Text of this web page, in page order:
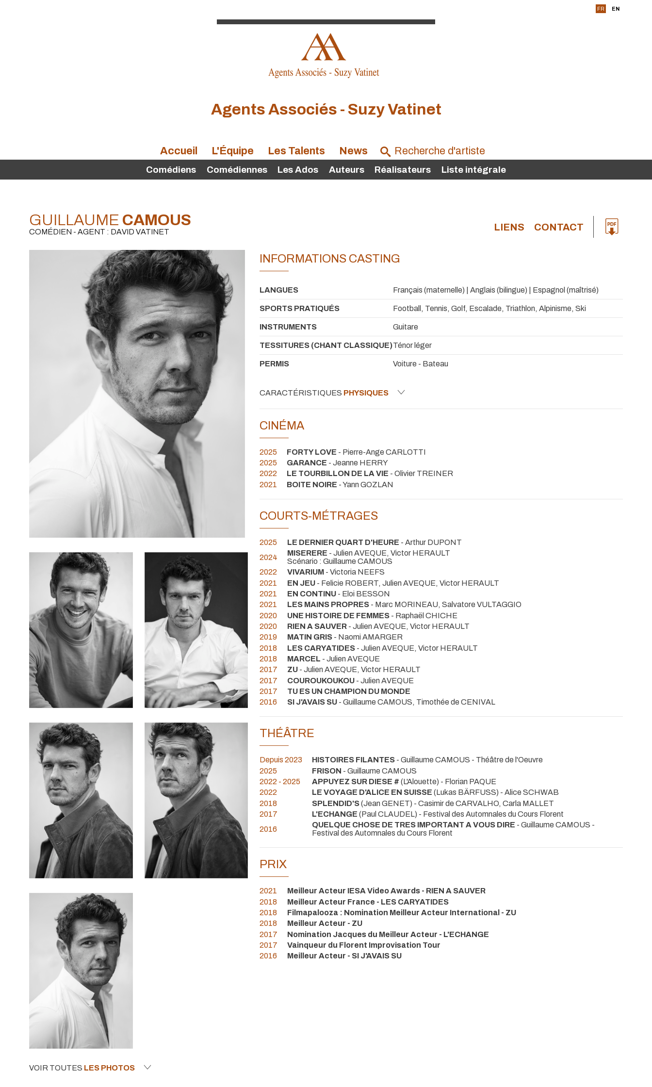
FR EN
Agents Associés - Suzy Vatinet
Accueil L'Équipe Les Talents
Comédiens Comédiennes Les Ados Auteurs Réalisateurs Liste intégrale
News
GUILLAUME CAMOUS
COMÉDIEN - AGENT : DAVID VATINET LIENS CONTACT
VOIR TOUTES LES PHOTOS
INFORMATIONS CASTING
LANGUES Français (maternelle) | Anglais (bilingue) | Espagnol (maîtrisé)
SPORTS PRATIQUÉS Football, Tennis, Golf, Escalade, Triathlon, Alpinisme, Ski
INSTRUMENTS Guitare
TESSITURES (CHANT CLASSIQUE)Ténor léger
PERMIS Voiture - Bateau
CARACTÉRISTIQUES PHYSIQUES
CINÉMA
2025 FORTY LOVE - Pierre-Ange CARLOTTI
2025
GARANCE - Jeanne HERRY
2022
LE TOURBILLON DE LA VIE - Olivier TREINER
2021
BOITE NOIRE - Yann GOZLAN
COURTS-MÉTRAGES
2025 LE DERNIER QUART D'HEURE - Arthur DUPONT
2024
MISERERE - Julien AVEQUE, Victor HERAULT
Scénario : Guillaume CAMOUS
2022
VIVARIUM - Victoria NEEFS
2021
EN JEU - Felicie ROBERT, Julien AVEQUE, Victor HERAULT
2021
EN CONTINU - Eloi BESSON
2021
LES MAINS PROPRES - Marc MORINEAU, Salvatore VULTAGGIO
2020
UNE HISTOIRE DE FEMMES - Raphaël CHICHE
2020
RIEN A SAUVER - Julien AVEQUE, Victor HERAULT
2019
MATIN GRIS - Naomi AMARGER
2018
LES CARYATIDES - Julien AVEQUE, Victor HERAULT
2018
MARCEL - Julien AVEQUE
2017
ZU - Julien AVEQUE, Victor HERAULT
2017
COUROUKOUKOU - Julien AVEQUE
2017
TU ES UN CHAMPION DU MONDE
2016
SI J'AVAIS SU - Guillaume CAMOUS, Timothée de CENIVAL
THÉÂTRE
Depuis 2023 HISTOIRES FILANTES - Guillaume CAMOUS - Théâtre de l'Oeuvre
2025
FRISON - Guillaume CAMOUS
2022 - 2025
APPUYEZ SUR DIESE # (L'Alouette) - Florian PAQUE
2022
LE VOYAGE D'ALICE EN SUISSE (Lukas BÄRFUSS) - Alice SCHWAB
2018
SPLENDID'S(Jean GENET) - Casimir de CARVALHO, Carla MALLET
2017
L'ECHANGE (Paul CLAUDEL) - Festival des Automnales du Cours Florent
2016
QUELQUE CHOSE DE TRES IMPORTANT A VOUS DIRE - Guillaume CAMOUS -
Festival des Automnales du Cours Florent
PRIX
2021
Meilleur Acteur IESA Video Awards - RIEN A SAUVER
2018
Meilleur Acteur France - LES CARYATIDES
2018
Filmapalooza : Nomination Meilleur Acteur International - ZU
2018
Meilleur Acteur - ZU
2017
Nomination Jacques du Meilleur Acteur - L'ECHANGE
2017
Vainqueur du Florent Improvisation Tour
2016
Meilleur Acteur - SI J'AVAIS SU